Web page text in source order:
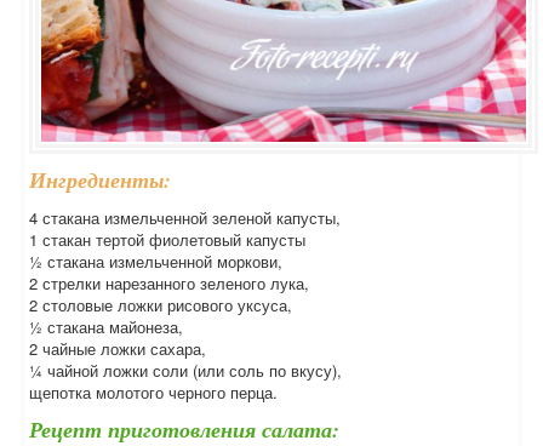
Ингредиенты:
4 стакана измельченной зеленой капусты,
1 стакан тертой фиолетовый капусты
½ стакана измельченной моркови,
2 стрелки нарезанного зеленого лука,
2 столовые ложки рисового уксуса,
½ стакана майонеза,
2 чайные ложки сахара,
¼ чайной ложки соли (или соль по вкусу),
щепотка молотого черного перца.
Рецепт приготовления салата: